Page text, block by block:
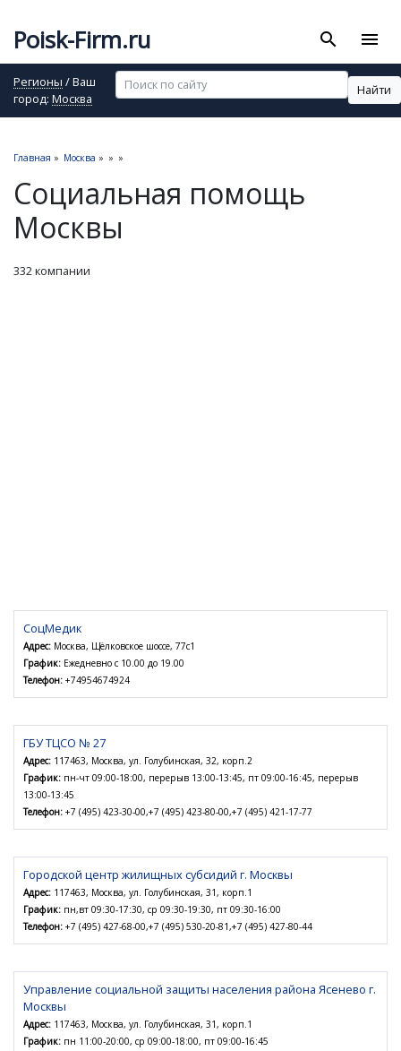
Poisk-Firm.ru search menu
Регионы / Ваш
город: Москва
Найти
Главная » Москва » » »
Социальная помощь
Москвы
332 компании
СоцМедик
Адрес: Москва, Щёлковское шоссе, 77с1
График: Ежедневно с 10.00 до 19.00
Телефон: +74954674924
ГБУ ТЦСО № 27
Адрес: 117463, Москва, ул. Голубинская, 32, корп.2
График: пн-чт 09:00-18:00, перерыв 13:00-13:45, пт 09:00-16:45, перерыв
13:00-13:45
Телефон: +7 (495) 423-30-00,+7 (495) 423-80-00,+7 (495) 421-17-77
Городской центр жилищных субсидий г. Москвы
Адрес: 117463, Москва, ул. Голубинская, 31, корп.1
График: пн,вт 09:30-17:30, ср 09:30-19:30, пт 09:30-16:00
Телефон: +7 (495) 427-68-00,+7 (495) 530-20-81,+7 (495) 427-80-44
Управление социальной защиты населения района Ясенево г.
Москвы
Адрес: 117463, Москва, ул. Голубинская, 31, корп.1
График: пн 11:00-20:00, ср 09:00-18:00, пт 09:00-16:45